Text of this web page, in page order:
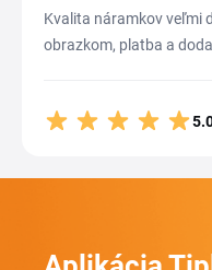
Kvalita náramkov veľmi
obrazkom, platba a